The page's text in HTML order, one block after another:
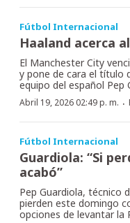
Fútbol Internacional
Haaland acerca
El Manchester City
y pone de cara el título
equipo del español Pep
Abril 19, 2026 02:49 p. m. ·
Fútbol Internacional
Guardiola: “Si
acabó”
Pep Guardiola, técnico
pierden este domingo
opciones de levantar la